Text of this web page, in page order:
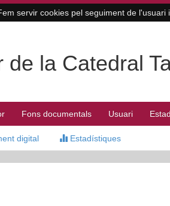
servir cookies pel seguiment de l'usuari
de la Catedral
Fons documentals Usuari
digital Estadístiques